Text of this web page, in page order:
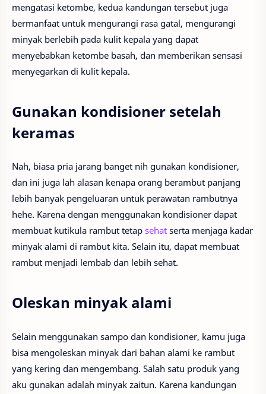
mengatasi ketombe, kedua kandungan tersebut juga
bermanfaat untuk mengurangi rasa gatal, mengurangi
minyak berlebih pada kulit kepala yang dapat
menyebabkan ketombe basah, dan memberikan sensasi
menyegarkan di kulit kepala.
Gunakan kondisioner setelah
keramas
Nah, biasa pria jarang banget nih gunakan kondisioner,
dan ini juga lah alasan kenapa orang berambut panjang
lebih banyak pengeluaran untuk perawatan rambutnya
hehe. Karena dengan menggunakan kondisioner dapat
membuat kutikula rambut tetap sehat serta menjaga kadar
minyak alami di rambut kita. Selain itu, dapat membuat
rambut menjadi lembab dan lebih sehat.
Oleskan minyak alami
Selain menggunakan sampo dan kondisioner, kamu juga
bisa mengoleskan minyak dari bahan alami ke rambut
yang kering dan mengembang. Salah satu produk yang
aku gunakan adalah minyak zaitun. Karena kandungan